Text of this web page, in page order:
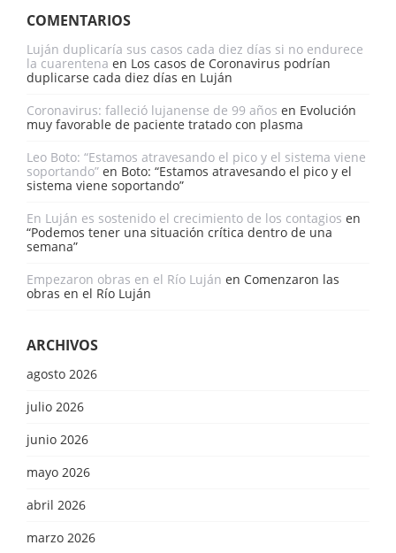
COMENTARIOS
Luján duplicaría sus casos cada diez días si no endurece
la cuarentena en Los casos de Coronavirus podrían
duplicarse cada diez días en Luján
Coronavirus: falleció lujanense de 99 años en Evolución
muy favorable de paciente tratado con plasma
Leo Boto: “Estamos atravesando el pico y el sistema viene
soportando” en Boto: “Estamos atravesando el pico y el
sistema viene soportando”
En Luján es sostenido el crecimiento de los contagios en
“Podemos tener una situación crítica dentro de una
semana”
Empezaron obras en el Río Luján en Comenzaron las
obras en el Río Luján
ARCHIVOS
agosto 2026
julio 2026
junio 2026
mayo 2026
abril 2026
marzo 2026